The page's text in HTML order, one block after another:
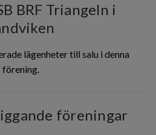
BRF Triangeln i
lägenheter till salu i denna
förening.
föreningar